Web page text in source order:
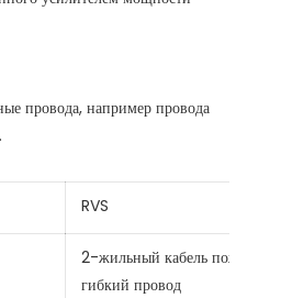
провода, например провода
RVS
2-жильный кабель пожарной
гибкий провод